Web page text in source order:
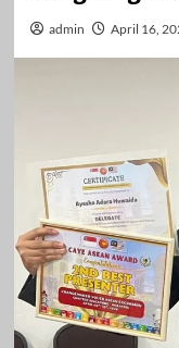
admin April 16,